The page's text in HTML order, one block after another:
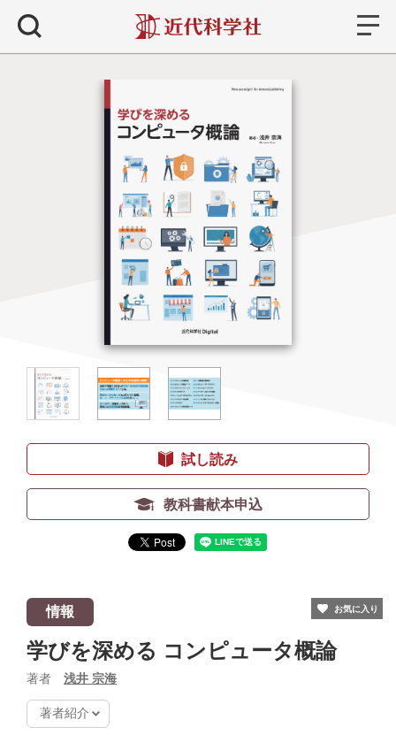
試し読み
教科書献本申込
情報
学びを深める コンピュータ概論
著者 浅井 宗海
著者紹介
お気に入り